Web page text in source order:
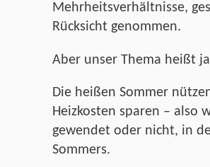
Mehrheitsverhältnisse,
Rücksicht genommen.
Aber unser Thema heißt
Die heißen Sommer
Heizkosten sparen – also
gewendet oder nicht, in
Sommers.